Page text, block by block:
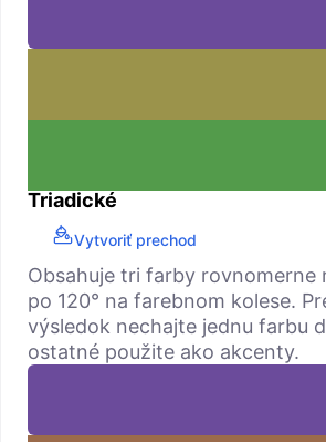
Triadické
Vytvoriť prechod
Obsahuje tri farby rovnomerne
po 120° na farebnom kolese.
výsledok nechajte jednu farbu
ostatné použite ako akcenty.